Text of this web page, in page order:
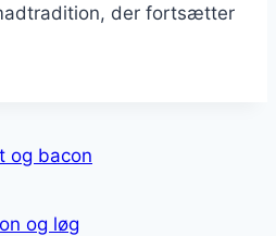
der fortsætter
og bacon
og løg